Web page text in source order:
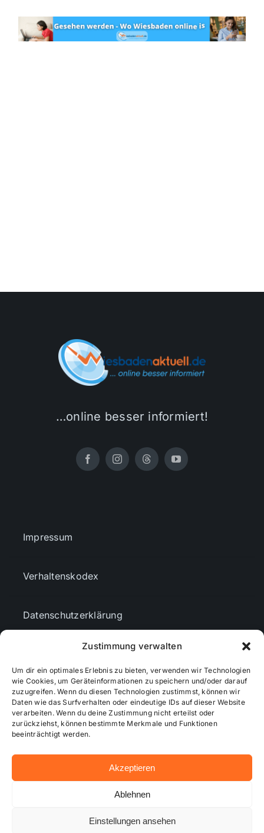
Zustimmung verwalten
Um dir ein optimales Erlebnis zu bieten, verwenden wir Technologien
wie Cookies, um Geräteinformationen zu speichern und/oder darauf
zuzugreifen. Wenn du diesen Technologien zustimmst, können wir
Daten wie das Surfverhalten oder eindeutige IDs auf dieser Website
verarbeiten. Wenn du deine Zustimmung nicht erteilst oder
zurückziehst, können bestimmte Merkmale und Funktionen
beeinträchtigt werden.
Akzeptieren
Ablehnen
Einstellungen ansehen
…online besser informiert!
Impressum
Verhaltenskodex
Datenschutzerklärung
Cookie-Richtlinie (EU)
Mediendaten
© 2026 - Wiesbadenaktuell ...online besser informiert!